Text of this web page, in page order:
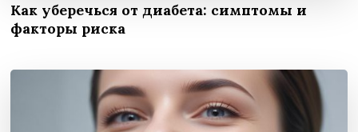
Как уберечься от диабета: симптомы и
факторы риска